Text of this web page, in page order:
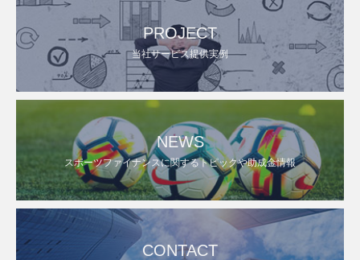
PROJECT
当社サービス提供実例
NEWS
スポーツファイナンスに関するトピックや助成金情報
CONTACT